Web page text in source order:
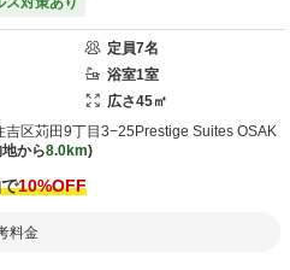
定員7名
浴室1室
広さ45㎡
吉区苅田9丁目3−25 Prestige Suites OSAK
地から8.0km
10%OFF
料金